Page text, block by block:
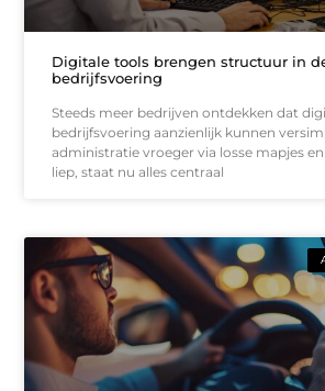
Digitale tools brengen structuur in
bedrijfsvoering
Steeds meer bedrijven ontdekken dat
bedrijfsvoering aanzienlijk kunnen
administratie vroeger via losse mapjes
liep, staat nu alles centraal